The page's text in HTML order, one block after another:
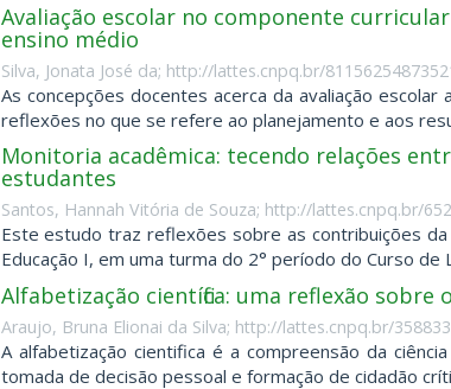
Avaliação escolar no componente
ensino médio
Silva, Jonata José da; http://lattes.cnpq.br/
As concepções docentes acerca da avaliação
reflexões no que se refere ao planejamento e aos
Monitoria acadêmica: tecendo relações
estudantes
Santos, Hannah Vitória de Souza; http://lattes.cnpq.br/
Este estudo traz reflexões sobre as contribuições
Educação I, em uma turma do 2° período do Curso
Alfabetização científica: uma reflexão sobre
Araujo, Bruna Elionai da Silva; http://lattes.cnpq.br/
A alfabetização cientifica é a compreensão da
tomada de decisão pessoal e formação de cidadão